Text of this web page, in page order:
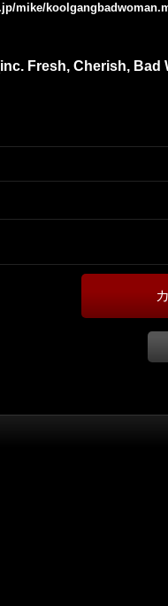
mike/
Fresh, Cherish, Bad